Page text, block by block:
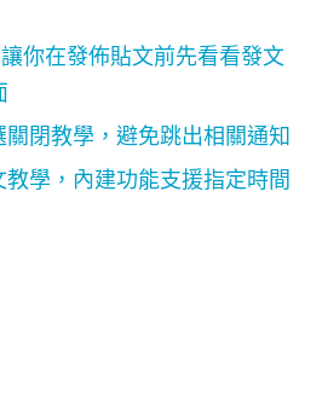
你在發佈貼文前先看看發文
閉教學，避免跳出相關通知
學，內建功能支援指定時間